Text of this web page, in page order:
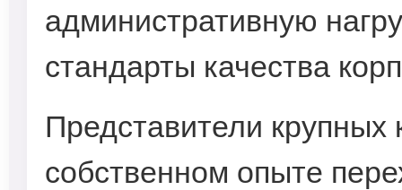
административную
стандарты качества
Представители крупных
собственном опыте